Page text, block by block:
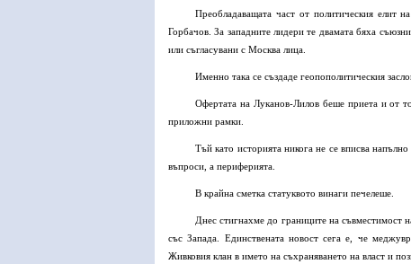
Преобладаващата част от политическия елит
Горбачов. За западните лидери те двамата бяха
или съгласувани с Москва лица.
Именно така се създаде геопополитическия
Офертата на Луканов-Лилов беше приета и от
приложни рамки.
Тъй като историята никога не се вписва
въпроси, а периферията.
В крайна сметка статуквото винаги печелеше.
Днес стигнахме до границите на съвместимост
със Запада. Единствената новост сега е, че
Живковия клан в името на съхраняването на власт и